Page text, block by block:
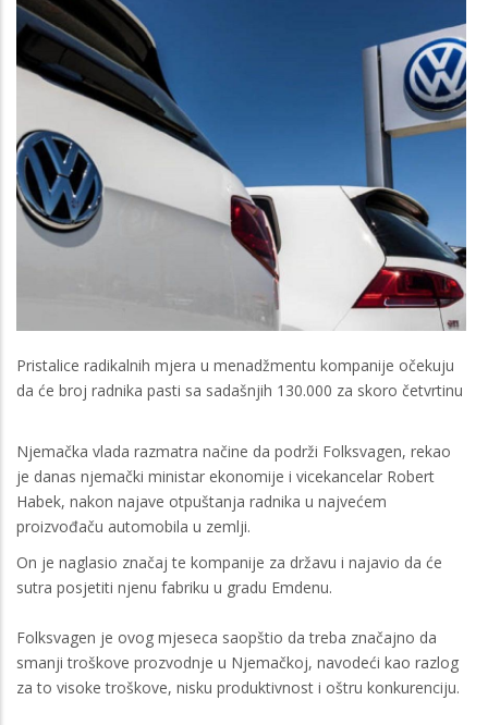
Pristalice radikalnih mjera u menadžmentu kompanije očekuju
da će broj radnika pasti sa sadašnjih 130.000 za skoro četvrtinu
Njemačka vlada razmatra načine da podrži Folksvagen, rekao
je danas njemački ministar ekonomije i vicekancelar Robert
Habek, nakon najave otpuštanja radnika u najvećem
proizvođaču automobila u zemlji.
On je naglasio značaj te kompanije za državu i najavio da će
sutra posjetiti njenu fabriku u gradu Emdenu.
Folksvagen je ovog mjeseca saopštio da treba značajno da
smanji troškove prozvodnje u Njemačkoj, navodeći kao razlog
za to visoke troškove, nisku produktivnost i oštru konkurenciju.